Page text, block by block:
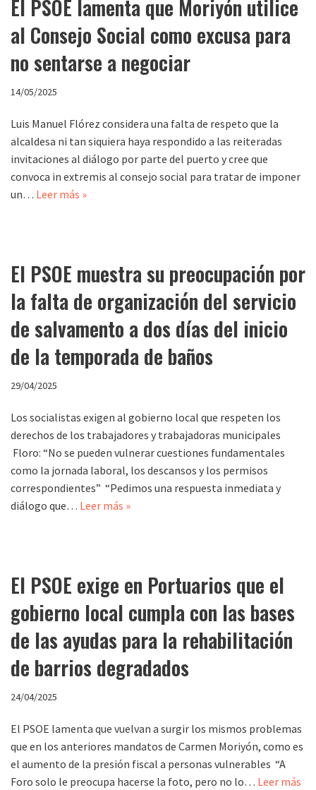
El PSOE lamenta que Moriyón utilice
al Consejo Social como excusa para
no sentarse a negociar
14/05/2025
Luis Manuel Flórez considera una falta de respeto que la
alcaldesa ni tan siquiera haya respondido a las reiteradas
invitaciones al diálogo por parte del puerto y cree que
convoca in extremis al consejo social para tratar de imponer
un… Leer más »
El PSOE muestra su preocupación por
la falta de organización del servicio
de salvamento a dos días del inicio
de la temporada de baños
29/04/2025
Los socialistas exigen al gobierno local que respeten los
derechos de los trabajadores y trabajadoras municipales
Floro: “No se pueden vulnerar cuestiones fundamentales
como la jornada laboral, los descansos y los permisos
correspondientes” “Pedimos una respuesta inmediata y
diálogo que… Leer más »
El PSOE exige en Portuarios que el
gobierno local cumpla con las bases
de las ayudas para la rehabilitación
de barrios degradados
24/04/2025
El PSOE lamenta que vuelvan a surgir los mismos problemas
que en los anteriores mandatos de Carmen Moriyón, como es
el aumento de la presión fiscal a personas vulnerables “A
Foro solo le preocupa hacerse la foto, pero no lo… Leer más